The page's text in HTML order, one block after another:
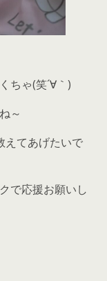
ちゃ(笑´∀｀)
～
えてあげたいで
で応援お願いし